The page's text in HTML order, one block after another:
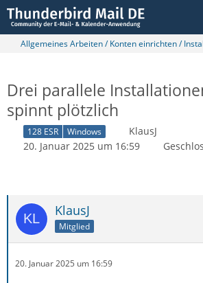
Allgemeines Arbeiten / Konten einrichten /
Drei parallele
spinnt plötzlich
128 ESR Windows
KlausJ
20. Januar 2025 um 16:59
KlausJ
Mitglied
20. Januar 2025 um 16:59